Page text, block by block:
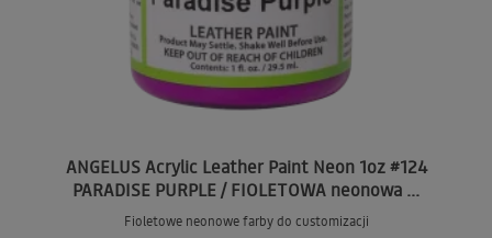
ANGELUS Acrylic Leather Paint Neon 1oz #124
PARADISE PURPLE / FIOLETOWA neonowa ...
Fioletowe neonowe farby do customizacji